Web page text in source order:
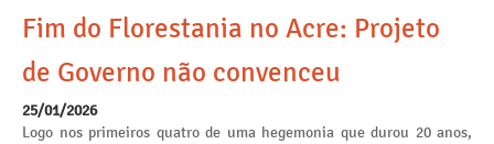
Fim do Florestania no Acre: Projeto
de Governo não convenceu
25/01/2026
Logo nos primeiros quatro de uma hegemonia que durou 20 anos,